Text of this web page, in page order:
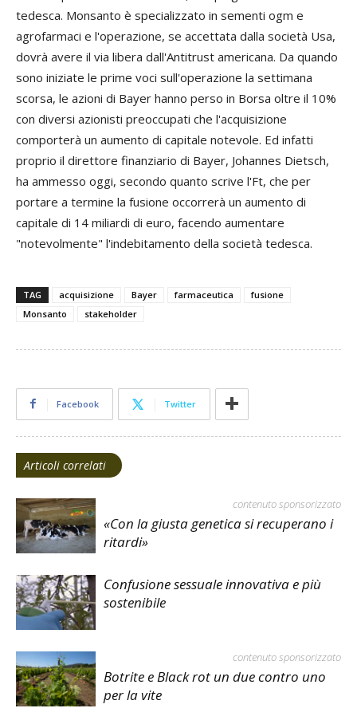
tedesca. Monsanto è specializzato in sementi ogm e
agrofarmaci e l'operazione, se accettata dalla società Usa,
dovrà avere il via libera dall'Antitrust americana. Da quando
sono iniziate le prime voci sull'operazione la settimana
scorsa, le azioni di Bayer hanno perso in Borsa oltre il 10%
con diversi azionisti preoccupati che l'acquisizione
comporterà un aumento di capitale notevole. Ed infatti
proprio il direttore finanziario di Bayer, Johannes Dietsch,
ha ammesso oggi, secondo quanto scrive l'Ft, che per
portare a termine la fusione occorrerà un aumento di
capitale di 14 miliardi di euro, facendo aumentare
"notevolmente" l'indebitamento della società tedesca.
TAG acquisizione Bayer farmaceutica
fusione
Monsanto
stakeholder
Facebook Twitter
Articoli correlati
contenuto sponsorizzato
«Con la giusta genetica si recuperano i
ritardi»
Confusione sessuale innovativa e più
sostenibile
contenuto sponsorizzato
Botrite e Black rot un due contro uno
per la vite